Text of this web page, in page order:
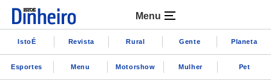
Menu
IstoÉ Revista Rural Gente Planeta
Esportes Menu Motorshow Mulher Pet